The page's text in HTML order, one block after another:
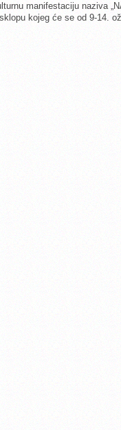
manifestaciju naziva
kojeg će se od 9-14.